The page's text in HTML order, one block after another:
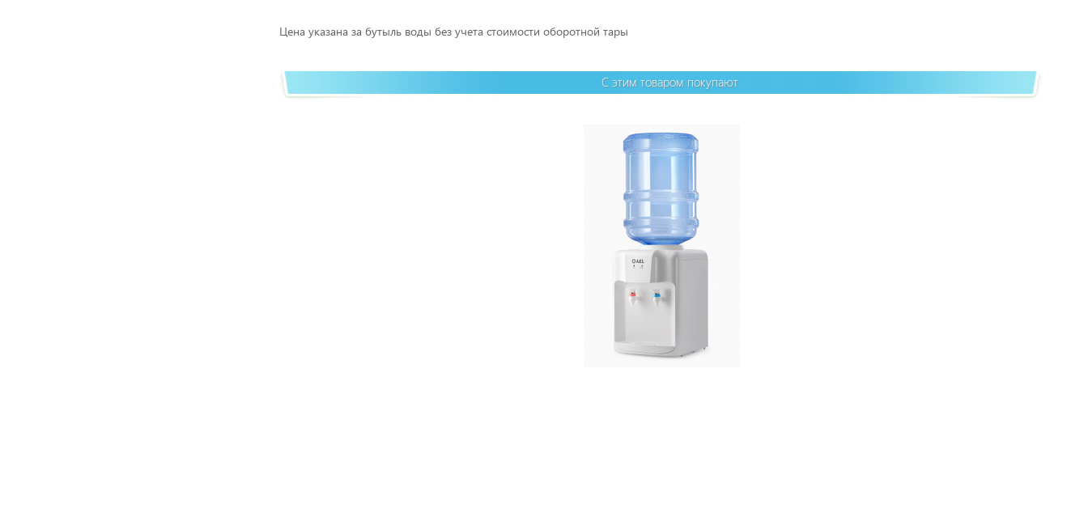
Цена указана за бутыль воды без учета стоимости оборотной тары
С этим товаром покупают